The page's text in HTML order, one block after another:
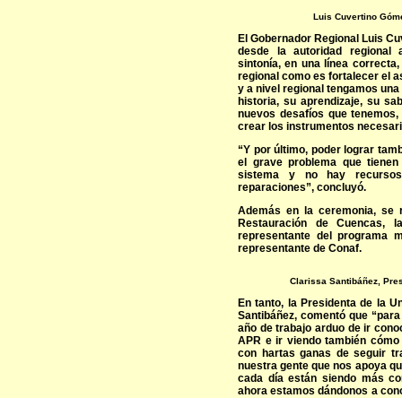
Luis Cuvertino
El Gobernador Regional Luis
desde la autoridad regional
sintonía, en una línea
regional como es fortalecer el
y a nivel regional tengamos
historia, su aprendizaje, su
nuevos desafíos que
crear los instrumentos
“Y por último, poder lograr
el grave problema que
sistema y no hay
reparaciones”, concluyó.
Además en la ceremonia, se
Restauración de
representante del programa
representante de Conaf.
Clarissa Santibáñez,
En tanto, la Presidenta de la
Santibáñez, comentó que
año de trabajo arduo de ir
APR e ir viendo también
con hartas ganas de seguir
nuestra gente que nos apoya
cada día están siendo más
ahora estamos dándonos a